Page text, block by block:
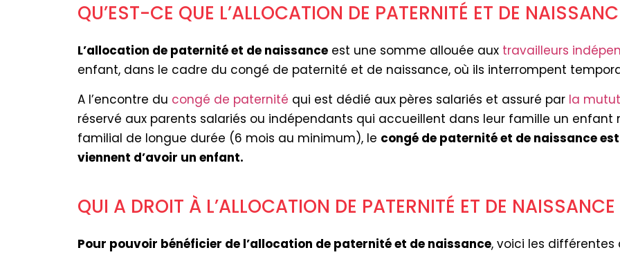
QU’EST-CE QUE L’ALLOCATION DE PATERNITÉ ET DE
L’allocation de paternité et de naissance est une somme allouée aux travailleurs
enfant, dans le cadre du congé de paternité et de naissance, où ils interrompent
A l’encontre du congé de paternité qui est dédié aux pères salariés et assuré par la
réservé aux parents salariés ou indépendants qui accueillent dans leur famille un
familial de longue durée (6 mois au minimum), le congé de paternité et de naissance
viennent d’avoir un enfant.
QUI A DROIT À L’ALLOCATION DE PATERNITÉ ET DE
Pour pouvoir bénéficier de l’allocation de paternité et de naissance, voici les différentes